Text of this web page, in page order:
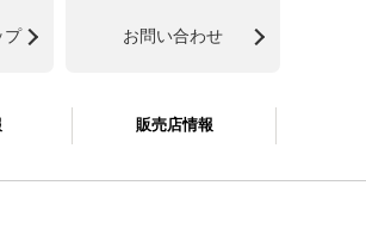
お問い合わせ
プ
販売店情報